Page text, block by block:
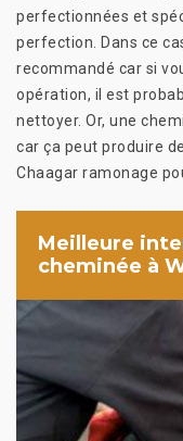
perfectionnées et
perfection. Dans ce
recommandé car si
opération, il est
nettoyer. Or, une
car ça peut produire
Chaagar ramonage
Meilleure
cheminée à